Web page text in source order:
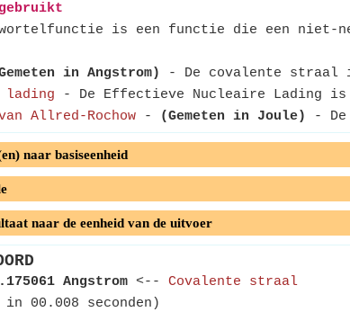
is een functie die een niet-
in Angstrom)
- De covalente straal
lading - De Effectieve Nucleaire Lading
Allred-Rochow - (Gemeten in Joule) -
naar basiseenheid
naar de eenheid van de uitvoer
Angstrom <-- Covalente straal
00.008 seconden)